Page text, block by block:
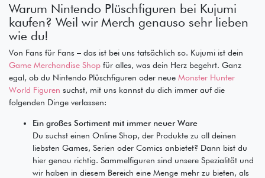
Warum Nintendo Plüschfiguren bei Kujumi
kaufen? Weil wir Merch genauso sehr lieben
wie du!
Von Fans für Fans – das ist bei uns tatsächlich so. Kujumi ist dein
Game Merchandise Shop für alles, was dein Herz begehrt. Ganz
egal, ob du Nintendo Plüschfiguren oder neue Monster Hunter
World Figuren suchst, mit uns kannst du dich immer auf die
folgenden Dinge verlassen:
Ein großes Sortiment mit immer neuer Ware
Du suchst einen Online Shop, der Produkte zu all deinen
liebsten Games, Serien oder Comics anbietet? Dann bist du
hier genau richtig. Sammelfiguren sind unsere Spezialität und
wir haben in diesem Bereich eine Menge mehr zu bieten, als